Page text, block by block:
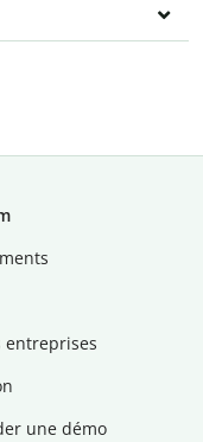
entreprises
une démo